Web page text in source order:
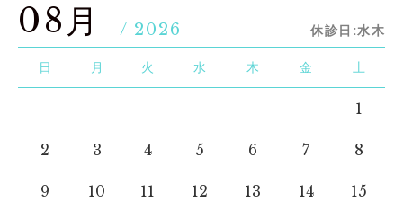
08月 / 2026 休診日:水木
日 月 火 水 木 金 土
1
2 3 4 5 6 7 8
9 10 11 12 13 14 15